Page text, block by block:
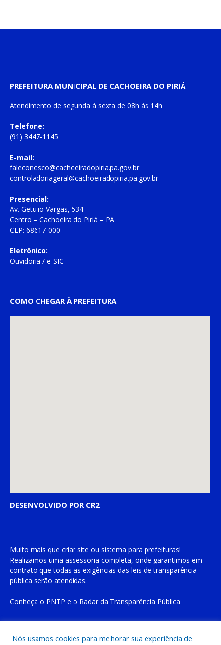
PREFEITURA MUNICIPAL DE CACHOEIRA DO PIRIÁ
Atendimento de segunda à sexta de 08h às 14h
Telefone:
(91) 3447-1145
E-mail:
faleconosco@cachoeiradopiria.pa.gov.br
controladoriageral@cachoeiradopiria.pa.gov.br
Presencial:
Av. Getulio Vargas, 534
Centro – Cachoeira do Piriá – PA
CEP: 68617-000
Eletrônico:
Ouvidoria / e-SIC
COMO CHEGAR À PREFEITURA
DESENVOLVIDO POR CR2
Muito mais que criar site ou sistema para prefeituras!
Realizamos uma assessoria completa, onde garantimos em
contrato que todas as exigências das leis de transparência
pública serão atendidas.
Conheça o PNTP e o Radar da Transparência Pública
Nós usamos cookies para melhorar sua experiência de